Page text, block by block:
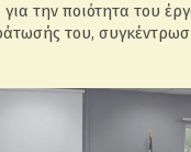
την ποιότητα του
του,